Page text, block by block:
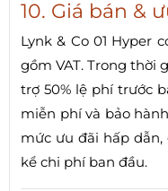
10. Giá bán &
Lynk & Co 01 Hyper
gồm VAT. Trong thời
trợ 50% lệ phí trước
miễn phí và bảo
mức ưu đãi hấp
kể chi phí ban đầu.